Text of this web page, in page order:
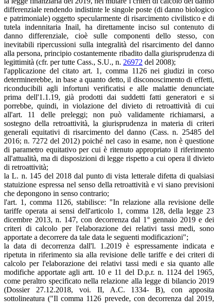
differenziale rendendo indistinte le singole poste (di danno biologico
e patrimoniale) oggetto specularmente di risarcimento civilistico e di
tutela indennitaria Inail, ha direttamente inciso sul contenuto di
danno differenziale, cioè sulle componenti dello stesso, con
inevitabili ripercussioni sulla integralità del risarcimento del danno
alla persona, principio costantemente ribadito dalla giurisprudenza di
legittimità (cfr. per tutte Cass., S.U., n. 26972 del 2008);
l'applicazione del citato art. 1, comma 1126 nei giudizi in corso
determinerebbe, in base a quanto detto, il disconoscimento di effetti,
riconducibili agli infortuni verificatisi e alle malattie denunciate
prima dell'1.1.19, già prodotti dai suddetti fatti generatori e si
porrebbe, quindi, in violazione del divieto di retroattività di cui
all'art. 11 delle preleggi; non può validamente richiamarsi, a
sostegno della retroattività, la giurisprudenza in materia di criteri
generali equitativi di risarcimento del danno (Cass. n. 25485 del
2016; n. 7272 del 2012) poiché nel caso in esame, non è questione
di parametro equitativo per cui è ritenuto appropriato il riferimento
all'attualità, ma di disposizioni di legge rispetto a cui opera il divieto
di retroattività;
la L. n. 145 del 2018 dal punto di vista letterale difetta di qualsiasi
statuizione espressa nel senso della retroattività e vi siano previsioni
che depongono in senso contrario;
l'art. 1, comma 1126, stabilisce: "In relazione alla revisione delle
tariffe operata ai sensi dell'articolo 1, comma 128, della legge 23
dicembre 2013, n. 147, con decorrenza dal 1° gennaio 2019 e dei
criteri di calcolo per l'elaborazione dei relativi tassi medi, sono
apportate a decorrere da tale data le seguenti modificazioni";
la data di decorrenza dall'l. 1.2019 è espressamente indicata e
ripetuta in riferimento sia alla revisione delle tariffe e dei criteri di
calcolo per l'elaborazione dei relativi tassi medi e sia quanto alle
modifiche apportate agli artt. 10 e 11 del D.p.r. n. 1124 del 1965,
come peraltro specificato nella relazione alla legge di bilancio 2019
(Dossier 27.12.2018, voi. II, A.C. 1334- B), con apposita
sottolineatura ("Il comma 1126 prevede, con decorrenza dal 2019,